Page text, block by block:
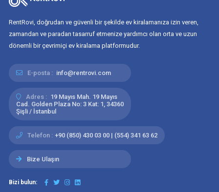
RentRovi, doğrudan ve güvenli bir şekilde ev kiralamanıza izin veren,
zamandan ve paradan tasarruf etmenize yardımcı olan orta ve uzun
dönemli bir çevrimiçi ev kiralama platformudur.
E-posta : info@rentrovi.com
Adres : 19 Mayıs Mah. 19 Mayıs
Cad. Golden Plaza No: 3 Kat: 1, 34360
Şişli / İstanbul
Telefon : +90 (850) 430 03 00 | (554) 341 63 62
Bize Ulaşın
Bizi bulun: